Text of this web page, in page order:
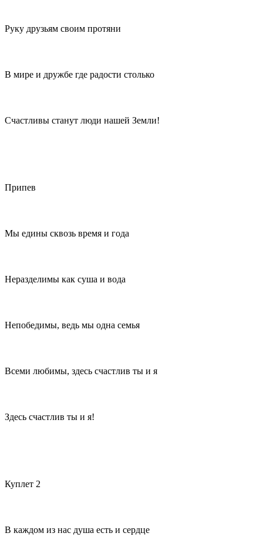
Руку друзьям своим протяни
В мире и дружбе где радости столько
Счастливы станут люди нашей Земли!
Припев
Мы едины сквозь время и года
Неразделимы как суша и вода
Непобедимы, ведь мы одна семья
Всеми любимы, здесь счастлив ты и я
Здесь счастлив ты и я!
Куплет 2
В каждом из нас душа есть и сердце